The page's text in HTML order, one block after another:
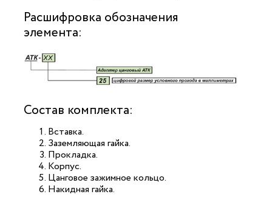
Расшифровка обозначения
элемента:
Состав комплекта:
Вставка.
Заземляющая гайка.
Прокладка.
Корпус.
Цанговое зажимное кольцо.
Накидная гайка.